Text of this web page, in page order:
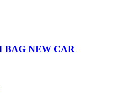
BAG NEW CAR